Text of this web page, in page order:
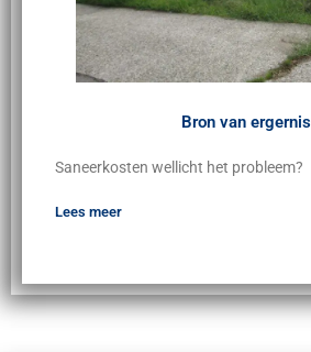
Bron van ergernis
Saneerkosten wellicht het probleem?
Lees meer